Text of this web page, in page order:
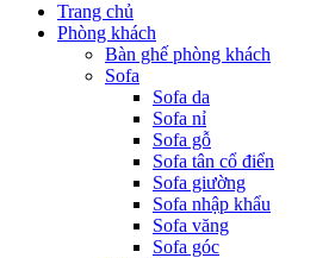
Trang chủ
Phòng khách
Bàn ghế phòng khách
Sofa
Sofa da
Sofa nỉ
Sofa gỗ
Sofa tân cổ điển
Sofa giường
Sofa nhập khẩu
Sofa văng
Sofa góc